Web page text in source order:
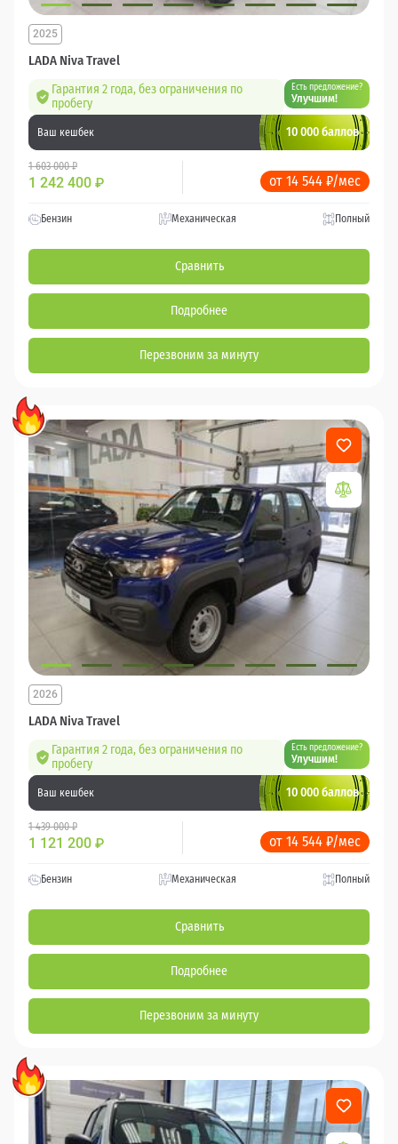
LADA Niva Travel
2025
Гарантия 2 года, без ограничения по
пробегу
Есть предложение?
Улучшим!
Ваш кешбек 10 000 баллов
1 603 000 ₽
1 242 400 ₽ от 14 544 ₽/мес
Бензин Механическая Полный
Сравнить
Подробнее
Перезвоним за минуту
LADA Niva Travel
2026
Гарантия 2 года, без ограничения по
пробегу
Есть предложение?
Улучшим!
Ваш кешбек 10 000 баллов
1 439 000 ₽
1 121 200 ₽ от 14 544 ₽/мес
Бензин Механическая Полный
Сравнить
Подробнее
Перезвоним за минуту